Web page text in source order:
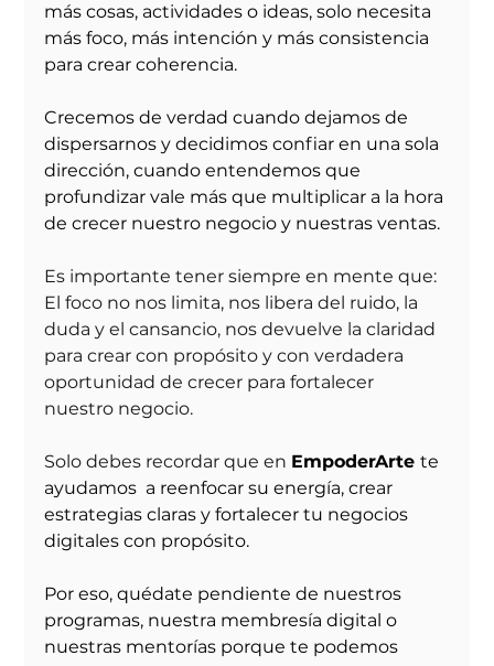
más cosas, actividades o ideas, solo necesita
más foco, más intención y más consistencia
para crear coherencia.
Crecemos de verdad cuando dejamos de
dispersarnos y decidimos confiar en una sola
dirección, cuando entendemos que
profundizar vale más que multiplicar a la hora
de crecer nuestro negocio y nuestras ventas.
Es importante tener siempre en mente que:
El foco no nos limita, nos libera del ruido, la
duda y el cansancio, nos devuelve la claridad
para crear con propósito y con verdadera
oportunidad de crecer para fortalecer
nuestro negocio.
Solo debes recordar que en EmpoderArte te
ayudamos  a reenfocar su energía, crear
estrategias claras y fortalecer tu negocios
digitales con propósito.
Por eso, quédate pendiente de nuestros
programas, nuestra membresía digital o
nuestras mentorías porque te podemos